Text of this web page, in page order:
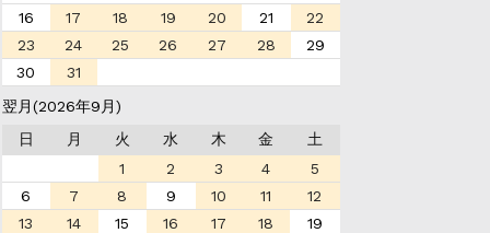
16
17 18 19 20 21
22
23
24 25 26 27 28
29
30
31
翌月(2026年9月)
日
月 火 水 木 金
土
1
2 3 4
5
6
7 8 9 10 11
12
13
14 15 16 17 18
19